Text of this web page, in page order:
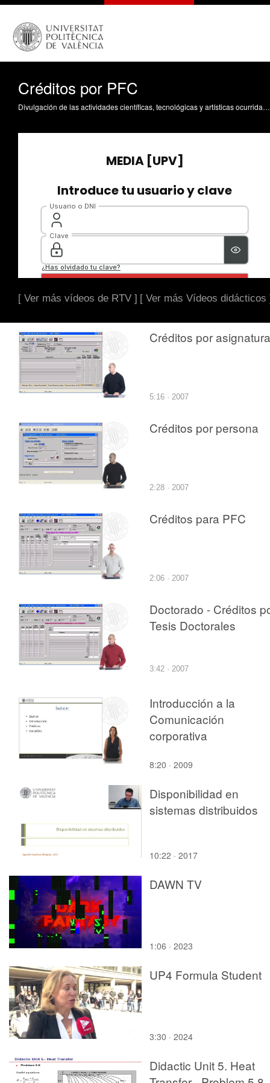
Créditos por PFC
Divulgación de las actividades científicas, tecnológicas y artísticas ocurridas en los tres campus de la UPV
[ Ver más vídeos de RTV ] [ Ver más Vídeos didácticos
Créditos por asignatura
5:16 · 2007
Créditos por persona
2:28 · 2007
Créditos para PFC
2:06 · 2007
Doctorado - Créditos
Tesis Doctorales
3:42 · 2007
Introducción a la
Comunicación
corporativa
8:20 · 2009
Disponibilidad en
sistemas distribuidos
10:22 · 2017
DAWN TV
1:06 · 2023
UP4 Formula Student
3:30 · 2024
Didactic Unit 5. Heat